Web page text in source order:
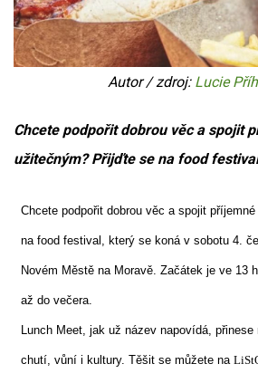
Autor / zdroj: Lucie
Chcete podpořit dobrou věc a spojit
užitečným? Přijďte se na food
Chcete podpořit dobrou věc a spojit
na food festival, který se koná v sobotu 4.
Novém Městě na Moravě. Začátek je ve 13
až do večera.
Lunch Meet, jak už název napovídá,
chutí, vůní i kultury. Těšit se můžete na